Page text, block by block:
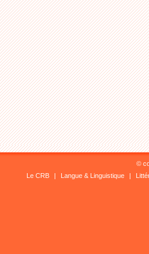
©
Le CRB
| Langue & Linguistique |